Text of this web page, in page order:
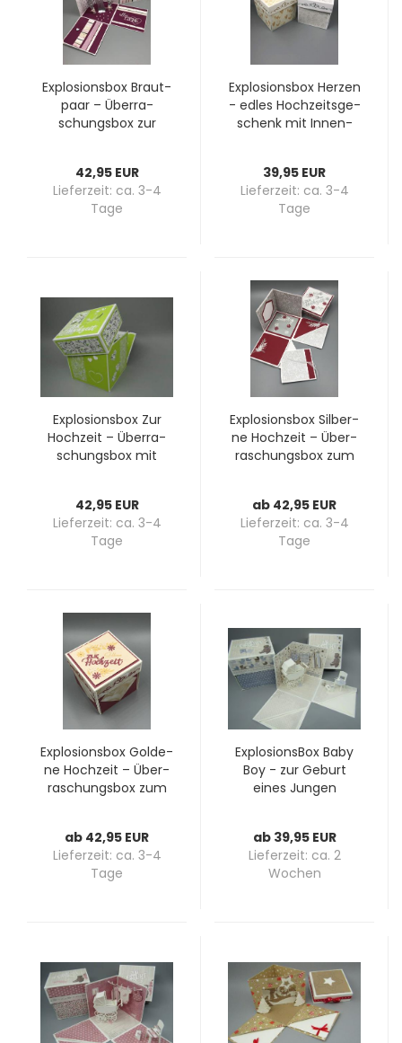
Ex­plo­si­ons­box Braut­
paar – Über­ra­
schungs­box zur
42,95 EUR
Lieferzeit: ca. 3-4
Tage
Ex­plo­si­ons­box Her­zen
- edles Hoch­zeits­ge­
schenk mit In­nen­
39,95 EUR
Lieferzeit: ca. 3-4
Tage
Ex­plo­si­ons­box Zur
Hoch­zeit – Über­ra­
schungs­box mit
42,95 EUR
Lieferzeit: ca. 3-4
Tage
Ex­plo­si­ons­box Sil­ber­
ne Hoch­zeit – Über­
ra­schungs­box zum
ab 42,95 EUR
Lieferzeit: ca. 3-4
Tage
Ex­plo­si­ons­box Gol­de­
ne Hoch­zeit – Über­
ra­schungs­box zum
ab 42,95 EUR
Lieferzeit: ca. 3-4
Tage
Ex­plo­si­ons­Box Baby
Boy - zur Ge­burt
eines Jun­gen
ab 39,95 EUR
Lieferzeit: ca. 2
Wochen